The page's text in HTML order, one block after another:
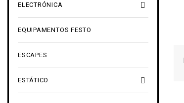

ELECTRÓNICA
EQUIPAMENTOS FESTO
ESCAPES

ESTÁTICO